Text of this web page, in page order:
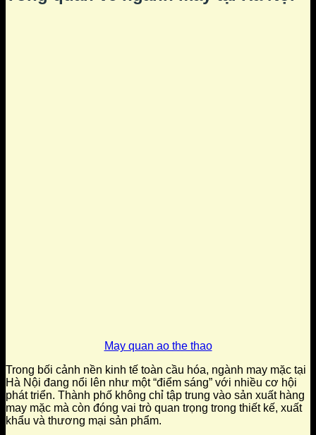
May quan ao the thao
Trong bối cảnh nền kinh tế toàn cầu hóa, ngành may mặc tại
Hà Nội đang nổi lên như một “điểm sáng” với nhiều cơ hội
phát triển. Thành phố không chỉ tập trung vào sản xuất hàng
may mặc mà còn đóng vai trò quan trọng trong thiết kế, xuất
khẩu và thương mại sản phẩm.